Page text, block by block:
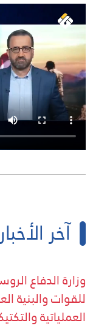
آخر
للقوات والبنية
العملياتية